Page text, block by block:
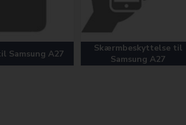
Samsung A27
Skærmbeskyttelse til
Samsung A27